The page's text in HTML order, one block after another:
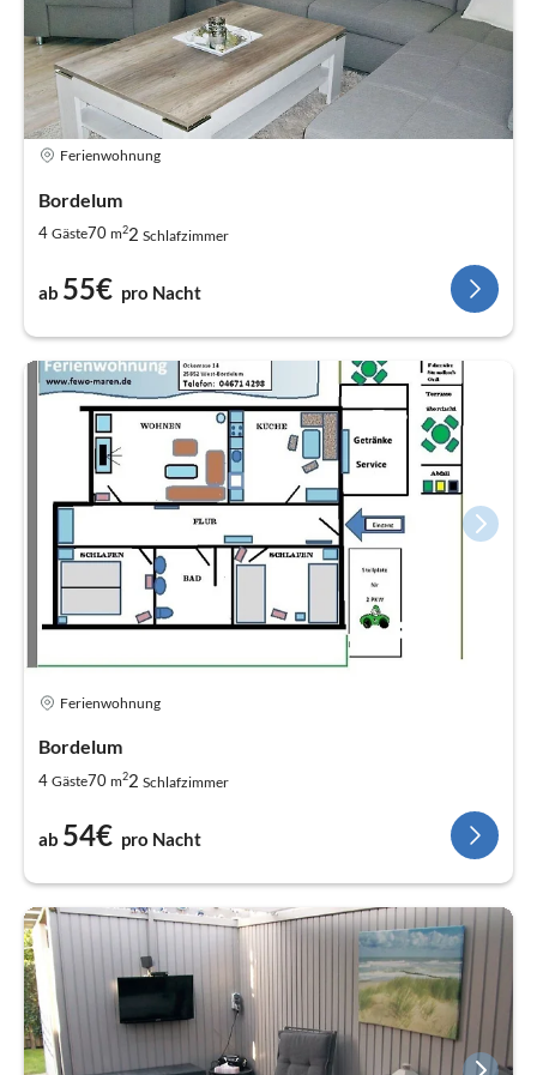
Ferienwohnung
Bordelum
4 Gäste70 m22 Schlafzimmer
ab 55€ pro Nacht
Ferienwohnung
Bordelum
4 Gäste70 m22 Schlafzimmer
ab 54€ pro Nacht